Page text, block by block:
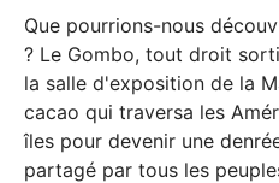
Que pourrions-nous
? Le Gombo, tout droit
la salle d'exposition de la
cacao qui traversa les
îles pour devenir une
partagé par tous les